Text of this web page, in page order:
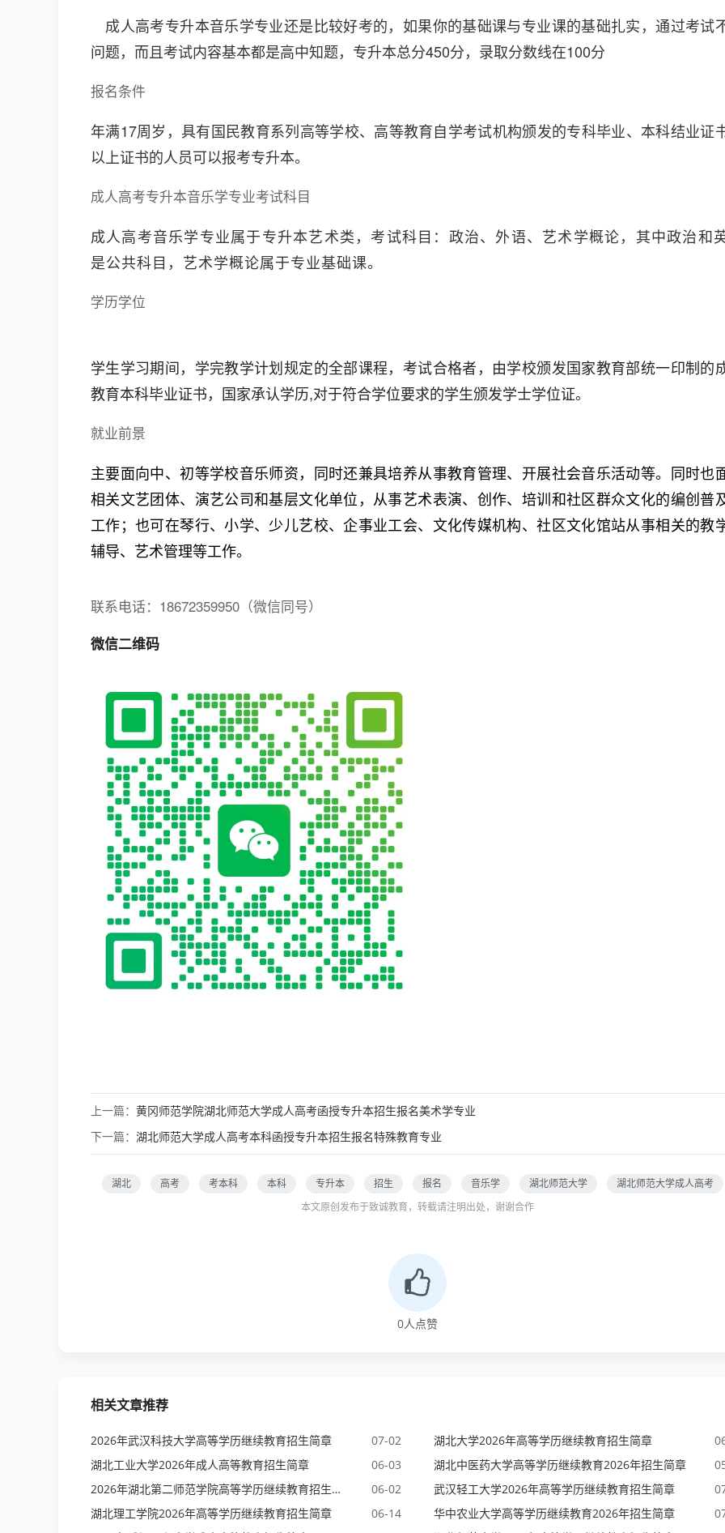
成人高考专升本音乐学专业还是比较好考的，如果你的基础课与专业课的基础扎实，通过考试
问题，而且考试内容基本都是高中知题，专升本总分450分，录取分数线在100分
报名条件
年满17周岁，具有国民教育系列高等学校、高等教育自学考试机构颁发的专科毕业、本科结业证
以上证书的人员可以报考专升本。
成人高考专升本音乐学专业考试科目
成人高考音乐学专业属于专升本艺术类，考试科目：政治、外语、艺术学概论，其中政治和
是公共科目，艺术学概论属于专业基础课。
学历学位
学生学习期间，学完教学计划规定的全部课程，考试合格者，由学校颁发国家教育部统一印制的
教育本科毕业证书，国家承认学历,对于符合学位要求的学生颁发学士学位证。
就业前景
主要面向中、初等学校音乐师资，同时还兼具培养从事教育管理、开展社会音乐活动等。同时也
相关文艺团体、演艺公司和基层文化单位，从事艺术表演、创作、培训和社区群众文化的编创普
工作；也可在琴行、小学、少儿艺校、企事业工会、文化传媒机构、社区文化馆站从事相关的教学
辅导、艺术管理等工作。
联系电话：18672359950（微信同号）
微信二维码
上一篇： 黄冈师范学院湖北师范大学成人高考函授专升本招生报名美术学专业
下一篇： 湖北师范大学成人高考本科函授专升本招生报名特殊教育专业
湖北 高考 考本科 本科 专升本 招生 报名 音乐学 湖北师范大学
湖北师范大学成人高考
本文原创发布于致诚教育，转载请注明出处，谢谢合作
0人点赞
相关文章推荐
07-02
2026年武汉科技大学高等学历继续教育招生简章
湖北大学2026年高等学历继续教育招生简章
06-03
湖北工业大学2026年成人高等教育招生简章
湖北中医药大学高等学历继续教育2026年招生简章
06-02
2026年湖北第二师范学院高等学历继续教育招生简章
武汉轻工大学2026年高等学历继续教育招生简章
06-14
湖北理工学院2026年高等学历继续教育招生简章
华中农业大学高等学历继续教育2026年招生简章